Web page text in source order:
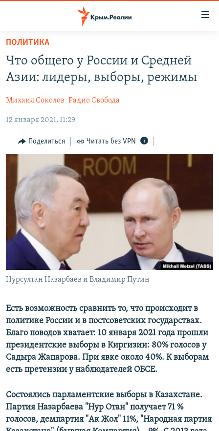
Вернуться
основному
содержанию
навигации
Вернутся
НОВОСТИ
СПЕЦПРОЕКТЫ
КАРТА ВОЕННЫХ ОБЪЕКТОВ КРЫМА
11 ЛЕТ ОККУПАЦИИ КРЫМА. 11 ИСТОРИЙ СОПРОТИВЛЕНИЯ
ИСТОРИЯ
ЕЩЕ
ИНТЕРАКТИВ
ТЕЛЕПРОЕКТ КРЫМ.РЕАЛИИ
СОВЕТЫ ПРАВОЗАЩИТНИКОВ
ПРОПАВШИЕ БЕЗ ВЕСТИ
ПОБЕДИТЕЛЕЙ НЕ СУДЯТ?
КРЫМ.НЕПОКОРЕННЫЙ
ELIFBE
УКРАИНСКАЯ ПРОБЛЕМА КРЫМА
РАДІО СВОБОДА
КАК ОБОЙТИ БЛОКИРОВКУ
Українською
Qırımtatar
ПРИСОЕДИНЯЙТЕСЬ!
ПОЛИТИКА
Что общего у России и Средней
Азии: лидеры, выборы, режимы
Михаил Соколов Радио Свобода
12 января 2021, 11:29
Поделиться Читать без VPN
Нурсултан Назарбаев и Владимир Путин
Есть возможность сравнить то, что происходит в
политике России и в постсоветских государствах.
Благо поводов хватает: 10 января 2021 года прошли
президентские выборы в Киргизии: 80% голосов у
Садыра Жапарова. При явке около 40%. К выборам
есть претензии у наблюдателей ОБСЕ.
Состоялись парламентские выборы в Казахстане.
Партия Назарбаева "Нур Отан" получает 71 %
голосов, демпартия "Ак Жол" 11%, "Народная партия